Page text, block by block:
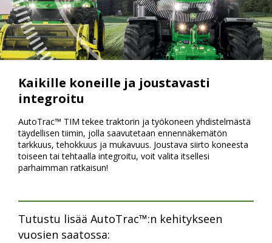
Kaikille koneille ja joustavasti
integroitu
AutoTrac™ TIM tekee traktorin ja työkoneen yhdistelmästä
täydellisen tiimin, jolla saavutetaan ennennäkemätön
tarkkuus, tehokkuus ja mukavuus. Joustava siirto koneesta
toiseen tai tehtaalla integroitu, voit valita itsellesi
parhaimman ratkaisun!
Tutustu lisää AutoTrac™:n kehitykseen
vuosien saatossa: